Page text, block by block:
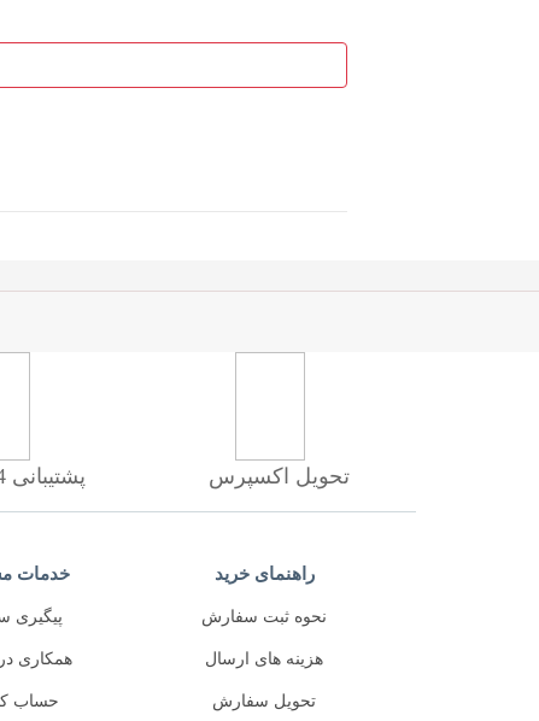
تحویل اکسپرس پشتیبانی 24 ساعته
راهنمای خرید
نحوه ثبت سفارش
هزینه های ارسال
تحویل سفارش
خدمات
پیگیری
همکاری
حساب